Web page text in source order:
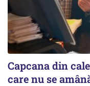
Capcana din
care nu se